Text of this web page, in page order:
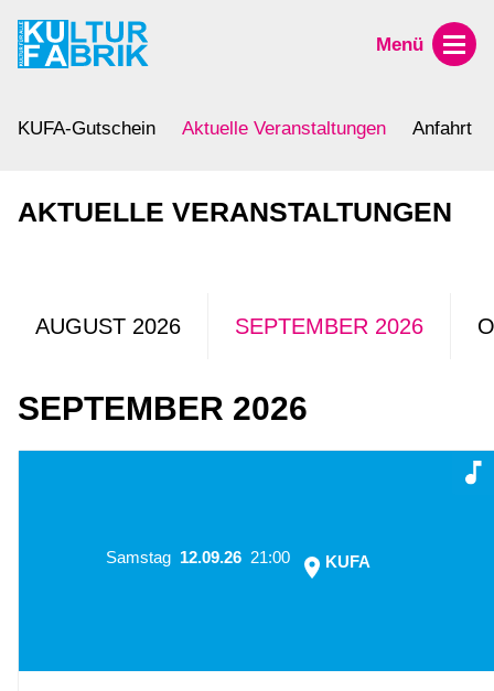
Menü
KUFA-Gutschein Aktuelle Veranstaltungen Anfahrt
AKTUELLE VERANSTALTUNGEN
AUGUST 2026 SEPTEMBER 2026
SEPTEMBER 2026
Samstag 12.09.26 21:00 KUFA